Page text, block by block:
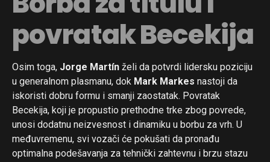
povratak Becekija
Osim toga, Jorge Martín želi da potvrdi lidersku poziciju
u generalnom plasmanu, dok Mark Markes nastoji da
iskoristi dobru formu i smanji zaostatak. Povratak
Becekija, koji je propustio prethodne trke zbog povrede,
unosi dodatnu neizvesnost i dinamiku u borbu za vrh. U
međuvremenu, svi vozači će pokušati da pronađu
optimalna podešavanja za tehnički zahtevnu i brzu stazu